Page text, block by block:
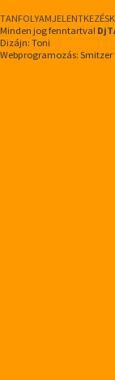
TANFOLYAMJELENTKEZÉS
Minden jog fenntartva!
Dizájn: Toni
Webprogramozás: Smitzer